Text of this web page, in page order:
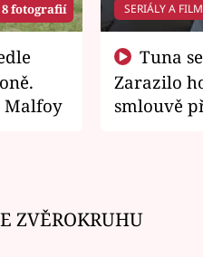
8 fotografií
Malfoy
SERIÁLY A
Zarazilo
smlouvě
ZVĚROKRUHU